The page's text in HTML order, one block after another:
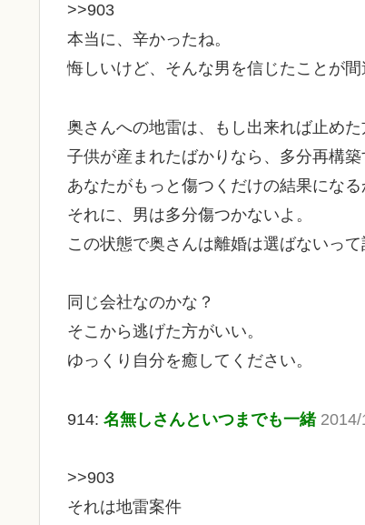
>>903
本当に、辛かったね。
悔しいけど、そんな男を信じたことが
奥さんへの地雷は、もし出来れば止めた
子供が産まれたばかりなら、多分再構築
あなたがもっと傷つくだけの結果になる
それに、男は多分傷つかないよ。
この状態で奥さんは離婚は選ばないって
同じ会社なのかな？
そこから逃げた方がいい。
ゆっくり自分を癒してください。
914: 名無しさんといつまでも一緒
>>903
それは地雷案件